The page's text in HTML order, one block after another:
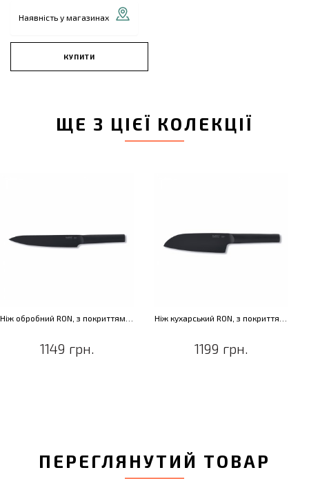
Наявність у магазинах
КУПИТИ
ЩЕ З ЦІЄЇ КОЛЕКЦІЇ
1149 грн. 1199 грн.
ПЕРЕГЛЯНУТИЙ ТОВАР